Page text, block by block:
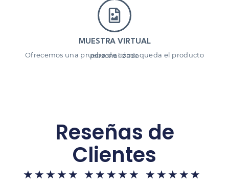
MUESTRA VIRTUAL
Ofrecemos una prueba de cómo queda el producto personalizado
Reseñas de
Clientes
★ ★ ★ ★ ★ ★ ★ ★ ★ ★ ★ ★ ★ ★ ★